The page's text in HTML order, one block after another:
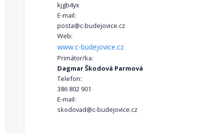
kjgb4yx
E-mail:
posta@c-budejovice.cz
Web:
www.c-budejovice.cz
Primátor/ka:
Dagmar Škodová Parmová
Telefon:
386 802 901
E-mail:
skodovad@c-budejovice.cz